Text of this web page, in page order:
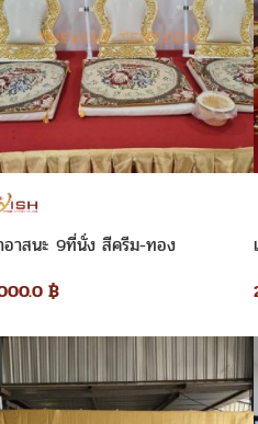
อาสนะ 9ที่นั่ง สีครีม-ทอง
฿